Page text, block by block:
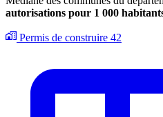
autorisations pour 1 000
Permis de construire 42